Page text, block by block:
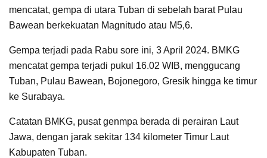
mencatat, gempa di utara Tuban di sebelah barat Pulau
Bawean berkekuatan Magnitudo atau M5,6.
Gempa terjadi pada Rabu sore ini, 3 April 2024. BMKG
mencatat gempa terjadi pukul 16.02 WIB, menggucang
Tuban, Pulau Bawean, Bojonegoro, Gresik hingga ke timur
ke Surabaya.
Catatan BMKG, pusat genmpa berada di perairan Laut
Jawa, dengan jarak sekitar 134 kilometer Timur Laut
Kabupaten Tuban.